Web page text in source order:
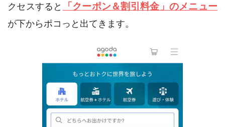
クセスすると
「クーポン＆割引料金」のメニュー
が下からポコっと出てきます。